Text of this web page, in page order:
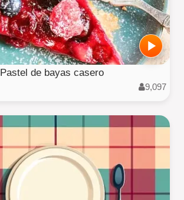
Pastel de bayas casero
9,097